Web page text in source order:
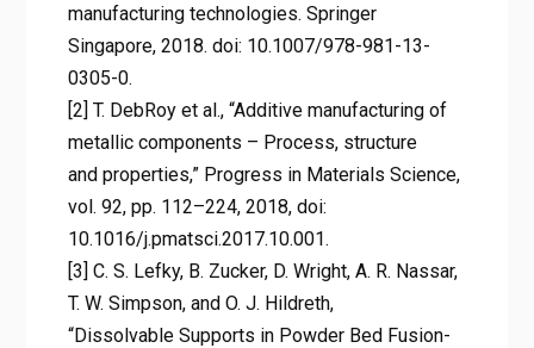
manufacturing technologies. Springer
Singapore, 2018. doi: 10.1007/978-981-13-
0305-0.
[2] T. DebRoy et al., “Additive manufacturing of
metallic components – Process, structure
and properties,” Progress in Materials Science,
vol. 92, pp. 112–224, 2018, doi:
10.1016/j.pmatsci.2017.10.001.
[3] C. S. Lefky, B. Zucker, D. Wright, A. R. Nassar,
T. W. Simpson, and O. J. Hildreth,
“Dissolvable Supports in Powder Bed Fusion-